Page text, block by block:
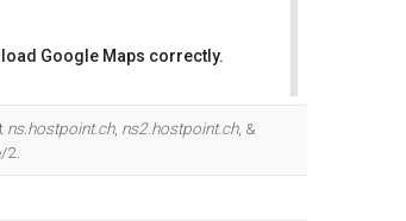
Google Maps correctly.
ns.hostpoint.ch, ns2.hostpoint.ch, &